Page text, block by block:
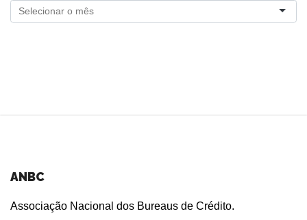
ANBC
Associação Nacional dos Bureaus de Crédito.